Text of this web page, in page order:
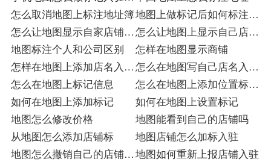
册
怎么取消地图上标注地址簿地图上做标记后如何标注入
驻标
怎么让地图显示自家店铺入
驻
怎么让地图上显示自己店铺
入驻
地图标注个人和公司区别
怎样在地图显示商铺
怎样在地图上添加店名入驻
店
怎么在地图写自己店名入驻
店
怎么在地图上标记信息
怎么在地图上添加位置标记
店
如何在地图上添加标记
如何在地图上设置标记
地图怎么修改价格
地图能看到自己的店铺吗
从地图怎么添加店铺标
地图店铺怎么加标入驻
地图怎么撤销自己的店铺注地图如何重新上报店铺入驻